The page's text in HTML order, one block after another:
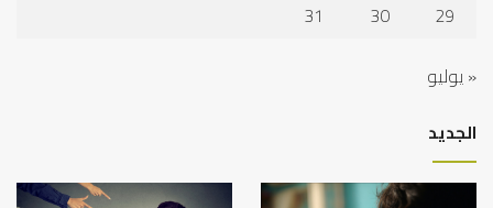
29
30
31
« يوليو
الجديد